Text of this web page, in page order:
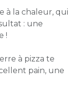
à la chaleur, qui
: une
!
à pizza te
pain, une